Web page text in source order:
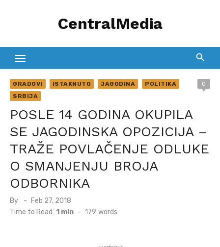
CentralMedia
GRADOVI ISTAKNUTO JAGODINA
POLITIKA
SRBIJA
0
POSLE 14 GODINA OKUPILA
SE JAGODINSKA OPOZICIJA –
TRAŽE POVLAČENJE ODLUKE
O SMANJENJU BROJA
ODBORNIKA
By
Posted
on
Feb 27, 2018
Time to Read: 1 min - 179 words